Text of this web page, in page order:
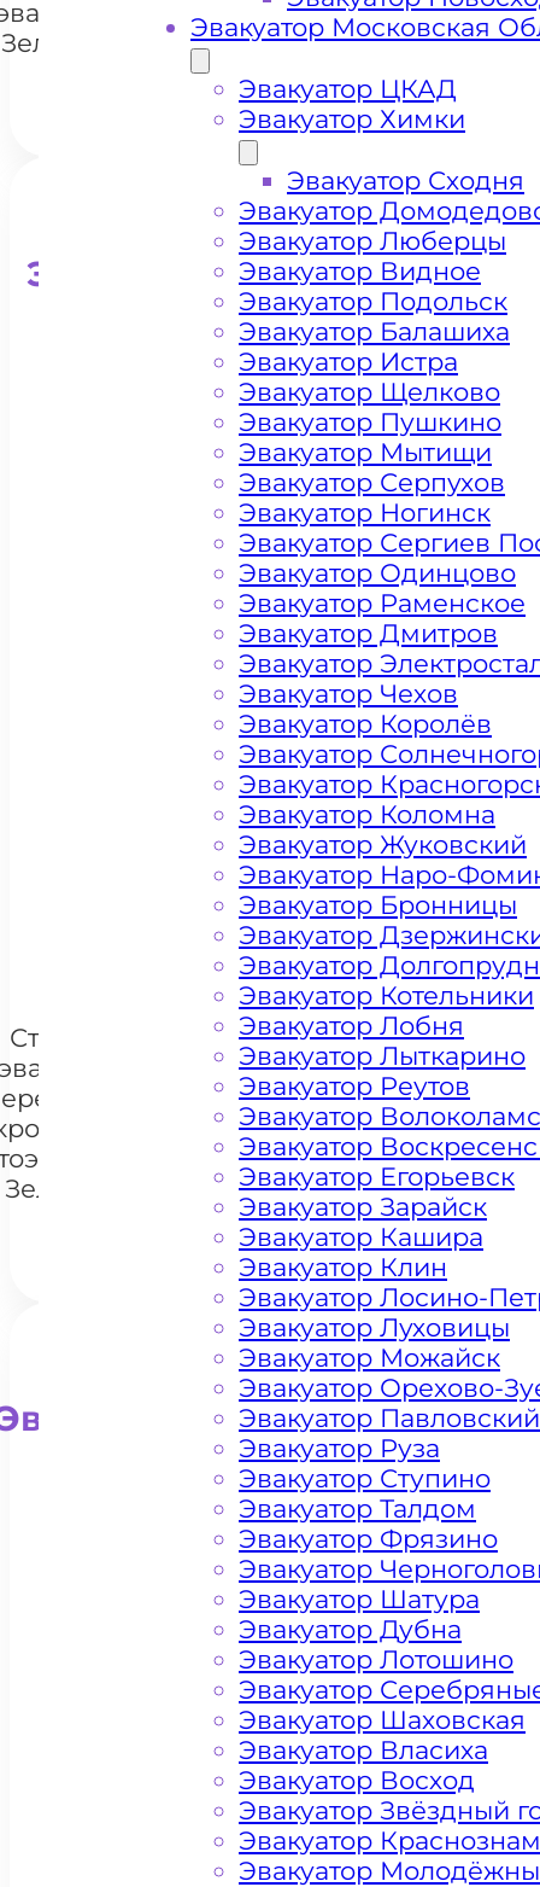
Зеленоград
Эвакуатор для
Цена от 4500 рублей
+ 100 РУБЛЕЙ ЗА КИЛОМЕТР
Стоимость
и
+7 985 222 99 01
для
Эвакуатор Московская
Эвакуатор ЦКАД
Эвакуатор Химки
Эвакуатор Сходня
Эвакуатор
Эвакуатор Люберцы
Эвакуатор Видное
Эвакуатор Подольск
Эвакуатор Балашиха
Эвакуатор Истра
Эвакуатор Щелково
Эвакуатор Пушкино
Эвакуатор Мытищи
Эвакуатор Серпухов
Эвакуатор Ногинск
Эвакуатор Сергиев
Эвакуатор Одинцово
Эвакуатор Раменское
Эвакуатор Дмитров
Эвакуатор
Эвакуатор Чехов
Эвакуатор Королёв
Эвакуатор
Эвакуатор
Эвакуатор Коломна
Эвакуатор Жуковский
Эвакуатор Наро-
Эвакуатор Бронницы
Эвакуатор
Эвакуатор
Эвакуатор Котельники
Эвакуатор Лобня
Эвакуатор Лыткарино
Эвакуатор Реутов
Эвакуатор
Эвакуатор
Эвакуатор Егорьевск
Эвакуатор Зарайск
Эвакуатор Кашира
Эвакуатор Клин
Эвакуатор Лосино-
Эвакуатор Луховицы
Эвакуатор Можайск
Эвакуатор Орехово-
Эвакуатор
Эвакуатор Руза
Эвакуатор Ступино
Эвакуатор Талдом
Эвакуатор Фрязино
Эвакуатор
Эвакуатор Шатура
Эвакуатор Дубна
Эвакуатор Лотошино
Эвакуатор
Эвакуатор Шаховская
Эвакуатор Власиха
Эвакуатор Восход
Эвакуатор Звёздный
Эвакуатор
Эвакуатор